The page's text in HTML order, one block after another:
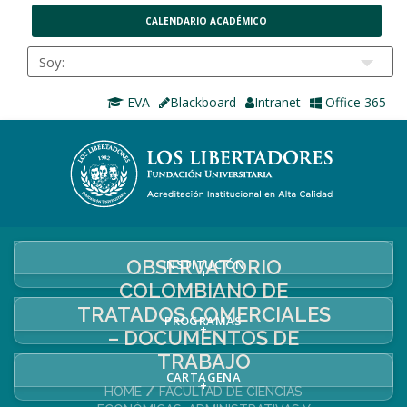
CALENDARIO ACADÉMICO
EVA Blackboard Intranet Office 365
INSTITUCIÓN
+
PROGRAMAS
+
CARTAGENA
+
OBSERVATORIO
COLOMBIANO DE
TRATADOS COMERCIALES
– DOCUMENTOS DE
TRABAJO
HOME
FACULTAD DE CIENCIAS